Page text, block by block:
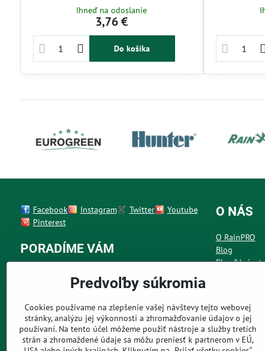
ekologické pestovanie v pôde i nádobách.
Ideálne pre aromatické rastliny ako šalvia,
Ihneď na odoslanie
3,76 €
Do košíka
pôdnu
voľnej pôde
Facebook Instagram Twitter
Youtube
Pinterest
PORADÍME VÁM
+421 945 508 380
info@rainpro.sk
napísať nám môžete kedykoľvek
O NÁS
O RainPRO
Blog
Predvoľby súkromia
Cookies používame na zlepšenie vašej návštevy tejto webovej
stránky, analýzu jej výkonnosti a zhromažďovanie údajov o jej
používaní. Na tento účel môžeme použiť nástroje a služby tretích
strán a zhromaždené údaje sa môžu preniesť k partnerom v EÚ,